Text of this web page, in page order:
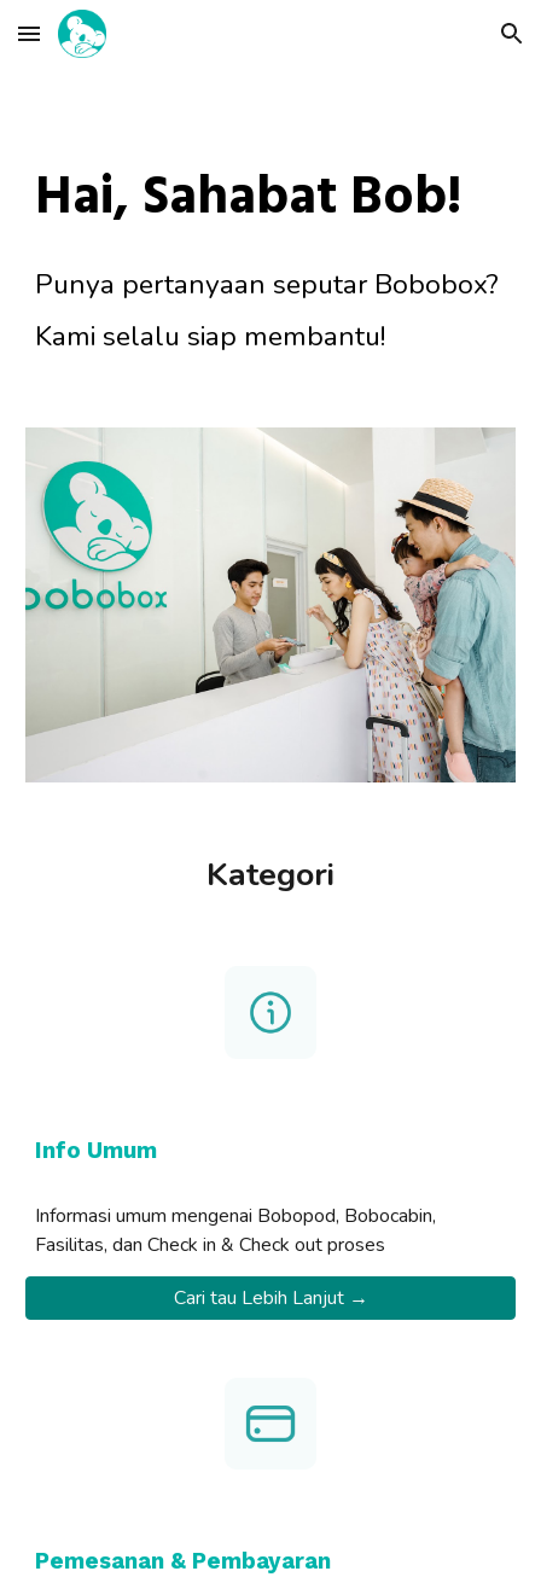
Skip to main content Skip to navigation
Hai, Sahabat Bob!
Punya pertanyaan seputar Bobobox?
Kami selalu siap membantu!
Kategori
Info Umum
Informasi umum mengenai Bobopod, Bobocabin,
Fasilitas, dan Check in & Check out proses
Cari tau Lebih Lanjut →
Pemesanan & Pembayaran